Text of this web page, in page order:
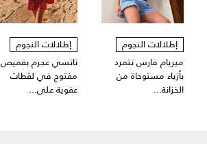
إطلالات النجوم
ميريام فارس تتمرد
بأزياء مستوحاة من
الخزانة...
إطلالات النجوم
نانسي عجرم بقميص
مفتوح في لقطات
عفوية على...